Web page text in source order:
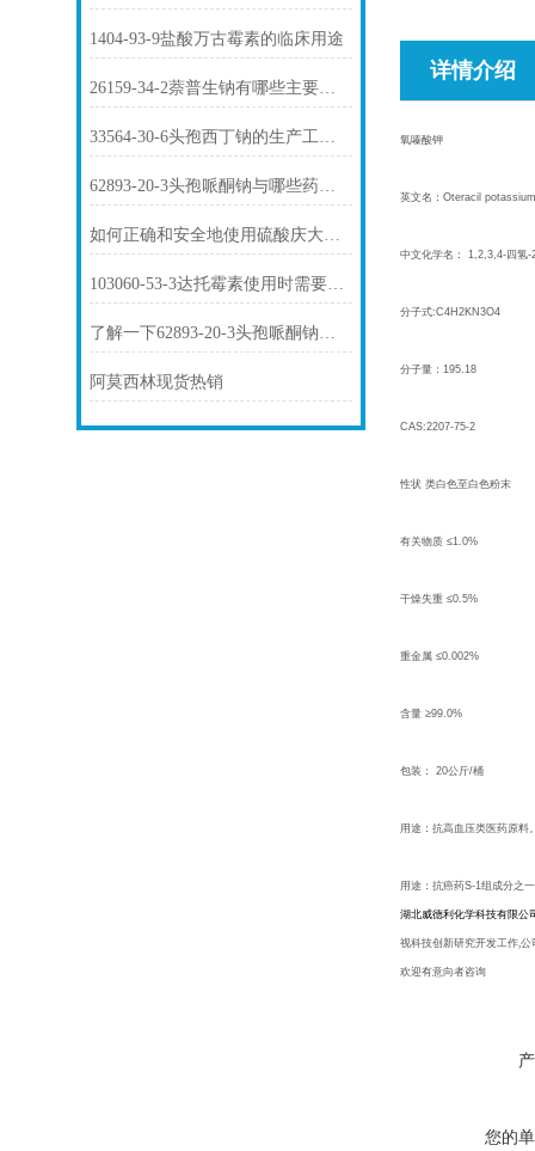
1404-93-9盐酸万古霉素的临床用途
26159-34-2萘普生钠有哪些主要用途？
33564-30-6头孢西丁钠的生产工艺是怎样的？
62893-20-3头孢哌酮钠与哪些药物存在相互作用？
如何正确和安全地使用硫酸庆大霉素1405-41-0？
103060-53-3达托霉素使用时需要注意哪些问题？
了解一下62893-20-3头孢哌酮钠的用途及药理作用吧
阿莫西林现货热销
详情介绍
氧嗪酸钾
英文名：Oteracil potassium
中文化学名： 1,2,3,4-四氢
分子式:C4H2KN3O4
分子量：195.18
CAS:2207-75-2
性状 类白色至白色粉末
有关物质 ≤1.0%
干燥失重 ≤0.5%
重金属 ≤0.002%
含量 ≥99.0%
包装： 20公斤/桶
用途：抗高血压类医药原料
用途： 抗癌药S-1组成分之
湖北威德利化学科技有限公
视科技创新研究开发工作,
欢迎有意向者咨询
您的